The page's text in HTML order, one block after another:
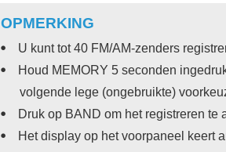
OPMERKING
U kunt tot 40 FM/AM-zenders
Houd MEMORY 5 seconden
volgende lege (ongebruikte)
Druk op BAND om het registreren te
Het display op het voorpaneel keert